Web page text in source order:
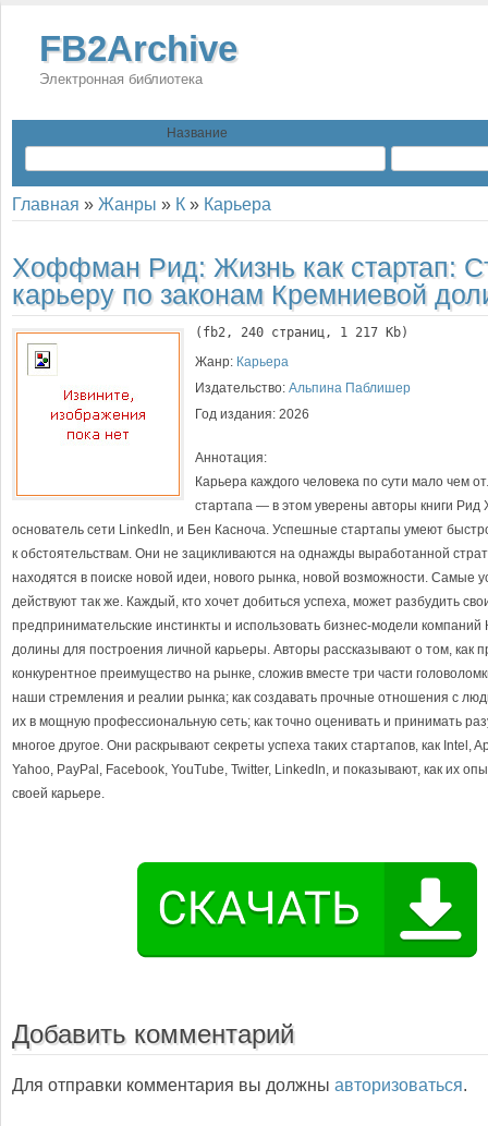
FB2Archive
Электронная библиотека
Название
Главная » Жанры » К » Карьера
Хоффман Рид: Жизнь как стартап:
карьеру по законам Кремниевой
( fb2, 240 страниц, 1 217 Kb)
Жанр: Карьера
Издательство: Альпина Паблишер
Год издания: 2026
Аннотация:
Карьера каждого человека по сути мало чем
стартапа — в этом уверены авторы книги
основатель сети LinkedIn, и Бен Касноча. Успешные стартапы умеют
к обстоятельствам. Они не зацикливаются на однажды выработанной
находятся в поиске новой идеи, нового рынка, новой возможности. Самые
действуют так же. Каждый, кто хочет добиться успеха, может разбудить
предпринимательские инстинкты и использовать бизнес-модели компаний
долины для построения личной карьеры. Авторы рассказывают о том, как
конкурентное преимущество на рынке, сложив вместе три части
наши стремления и реалии рынка; как создавать прочные отношения с
их в мощную профессиональную сеть; как точно оценивать и принимать
многое другое. Они раскрывают секреты успеха таких стартапов, как Intel,
Yahoo, PayPal, Facebook, YouTube, Twitter, LinkedIn, и показывают, как их
своей карьере.
Добавить комментарий
Для отправки комментария вы должны авторизоваться.